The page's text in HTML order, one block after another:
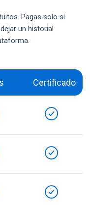
Pagas solo si
un historial
Certificado